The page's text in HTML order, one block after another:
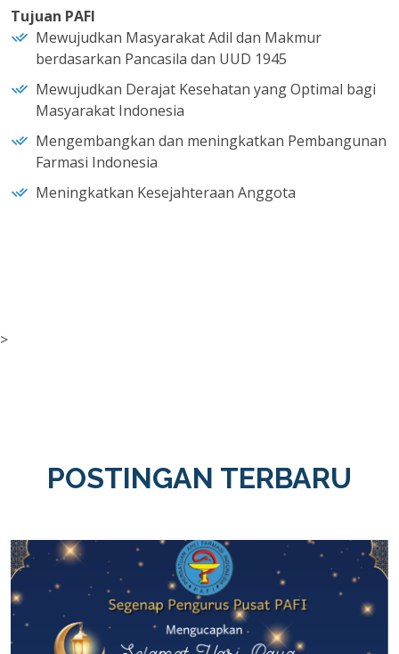
Tujuan PAFI
Mewujudkan Masyarakat Adil dan Makmur
berdasarkan Pancasila dan UUD 1945
Mewujudkan Derajat Kesehatan yang Optimal bagi
Masyarakat Indonesia
Mengembangkan dan meningkatkan Pembangunan
Farmasi Indonesia
Meningkatkan Kesejahteraan Anggota
>
POSTINGAN TERBARU